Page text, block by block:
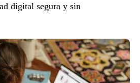
digital segura y sin